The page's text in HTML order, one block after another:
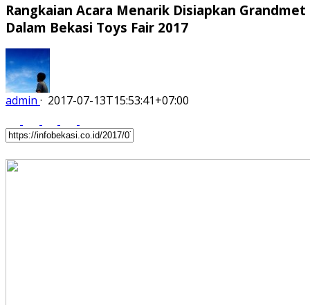
Rangkaian Acara Menarik Disiapkan Grandmet
Dalam Bekasi Toys Fair 2017
admin · 2017-07-13T15:53:41+07:00